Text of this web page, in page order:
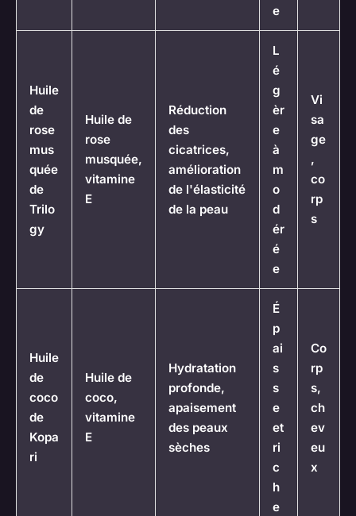
e
Huile
de
rose
mus
quée
de
Trilo
gy
Huile de
rose
musquée,
vitamine
E
Réduction
des
cicatrices,
amélioration
de l'élasticité
de la peau
L
é
g
èr
e
à
m
o
d
ér
é
e
Vi
sa
ge
,
co
rp
s
Huile
de
coco
de
Kopa
ri
Huile de
coco,
vitamine
E
Hydratation
profonde,
apaisement
des peaux
sèches
É
p
ai
s
s
e
et
ri
c
h
e
Co
rp
s,
ch
ev
eu
x